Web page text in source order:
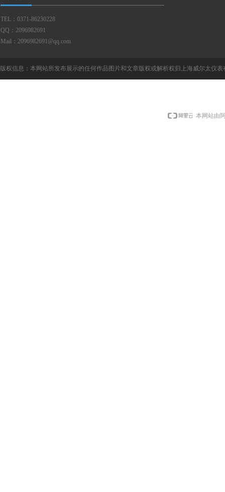
TEL：0371-86230228
QQ：2096982691
Mail：2096982691@qq.com
版权信息：本网站所发布展示的任何作品图片和文章版权或解析权归上海威尔太仪
本网站由